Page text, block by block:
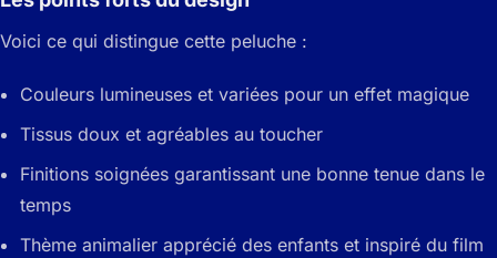
Voici ce qui distingue cette peluche :
Couleurs lumineuses et variées pour un effet magique
Tissus doux et agréables au toucher
Finitions soignées garantissant une bonne tenue dans le
temps
Thème animalier apprécié des enfants et inspiré du film